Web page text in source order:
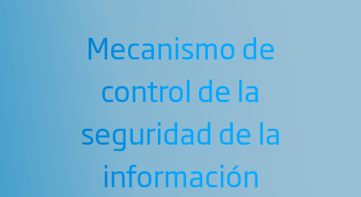
Mecanismo de
control de la
seguridad de la
información